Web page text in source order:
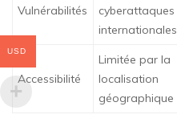
Vulnérabilités
cyberattaques
internationales
Accessibilité
Limitée par la
localisation
géographique
USD